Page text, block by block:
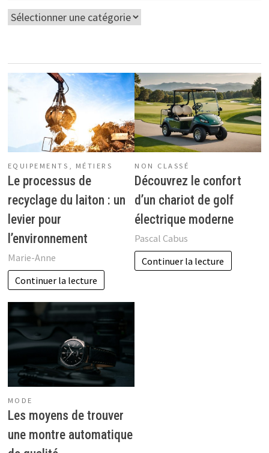
Catégories
EQUIPEMENTS , MÉTIERS
Le processus de
recyclage du laiton : un
levier pour
l’environnement
Marie-Anne
Continuer la lecture
NON CLASSÉ
Découvrez le confort
d’un chariot de golf
électrique moderne
Pascal Cabus
Continuer la lecture
MODE
Les moyens de trouver
une montre automatique